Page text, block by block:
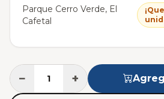
Parque Cerro Verde, El
Cafetal
− +